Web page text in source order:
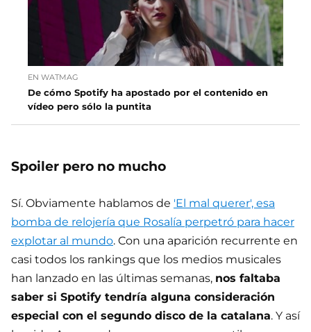
EN WATMAG
De cómo Spotify ha apostado por el contenido en
vídeo pero sólo la puntita
Spoiler pero no mucho
Sí. Obviamente hablamos de 'El mal querer', esa
bomba de relojería que Rosalía perpetró para hacer
explotar al mundo. Con una aparición recurrente en
casi todos los rankings que los medios musicales
han lanzado en las últimas semanas, nos faltaba
saber si Spotify tendría alguna consideración
especial con el segundo disco de la catalana. Y así